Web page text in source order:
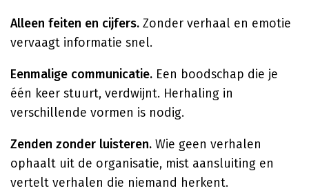
Alleen feiten en cijfers. Zonder verhaal en emotie
vervaagt informatie snel.
Eenmalige communicatie. Een boodschap die je
één keer stuurt, verdwijnt. Herhaling in
verschillende vormen is nodig.
Zenden zonder luisteren. Wie geen verhalen
ophaalt uit de organisatie, mist aansluiting en
vertelt verhalen die niemand herkent.